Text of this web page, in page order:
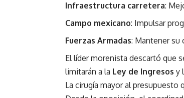
Infraestructura carretera:
Campo mexicano: Impulsar
Fuerzas Armadas: Mantener su
El líder morenista descartó que
limitarán a la Ley de Ingresos y
La cirugía mayor al